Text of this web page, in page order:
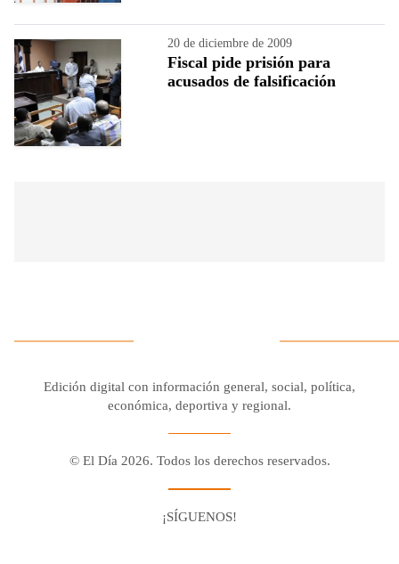
20 de diciembre de 2009
Fiscal pide prisión para
acusados de falsificación
Edición digital con información general, social, política,
económica, deportiva y regional.
© El Día 2026. Todos los derechos reservados.
¡SÍGUENOS!